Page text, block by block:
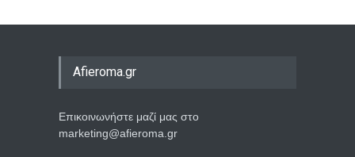
Afieroma.gr
Επικοινωνήστε μαζί μας στο
marketing@afieroma.gr